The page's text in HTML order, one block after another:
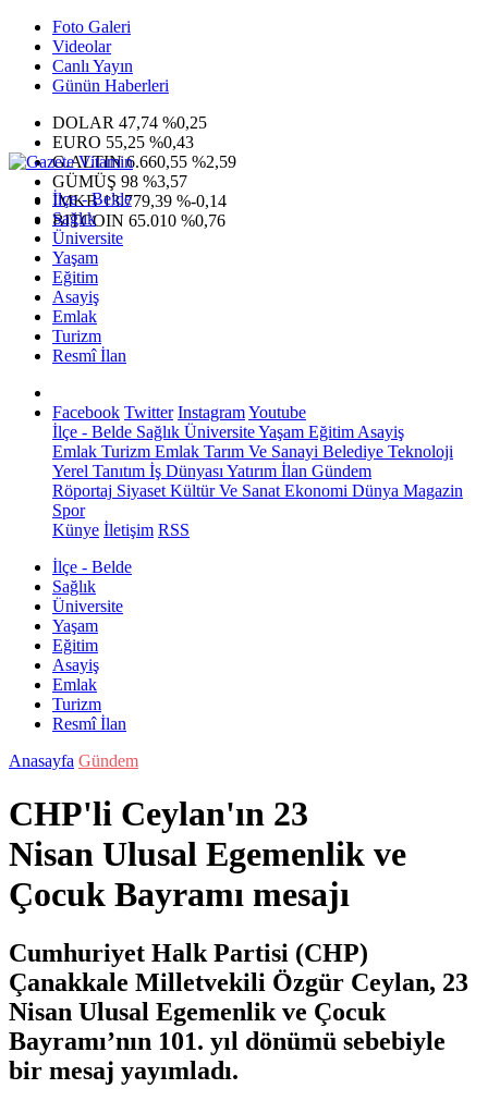
Foto Galeri
Videolar
Canlı Yayın
Günün Haberleri
DOLAR 47,74 %0,25
EURO 55,25 %0,43
G.ALTIN6.660,55 %2,59
GÜMÜŞ 98 %3,57
IMKB13.779,39 %-0,14
BITCOIN 65.010 %0,76
İlçe - Belde
Sağlık
Üniversite
Yaşam
Eğitim
Asayiş
Emlak
Turizm
Resmî İlan
Facebook Twitter InstagramYoutube
İlçe - Belde Sağlık ÜniversiteYaşam Eğitim Asayiş
Emlak Turizm Emlak Tarım Ve Sanayi Belediye Teknoloji
Yerel Tanıtım İş Dünyası Yatırım İlan Gündem
Röportaj Siyaset Kültür Ve Sanat Ekonomi Dünya Magazin
Spor
Künye İletişim RSS
İlçe - Belde
Sağlık
Üniversite
Yaşam
Eğitim
Asayiş
Emlak
Turizm
Resmî İlan
Anasayfa Gündem
CHP'li Ceylan'ın 23
Nisan Ulusal Egemenlik ve
Çocuk Bayramı mesajı
Cumhuriyet Halk Partisi (CHP)
Çanakkale Milletvekili Özgür Ceylan, 23
Nisan Ulusal Egemenlik ve Çocuk
Bayramı’nın 101. yıl dönümü sebebiyle
bir mesaj yayımladı.